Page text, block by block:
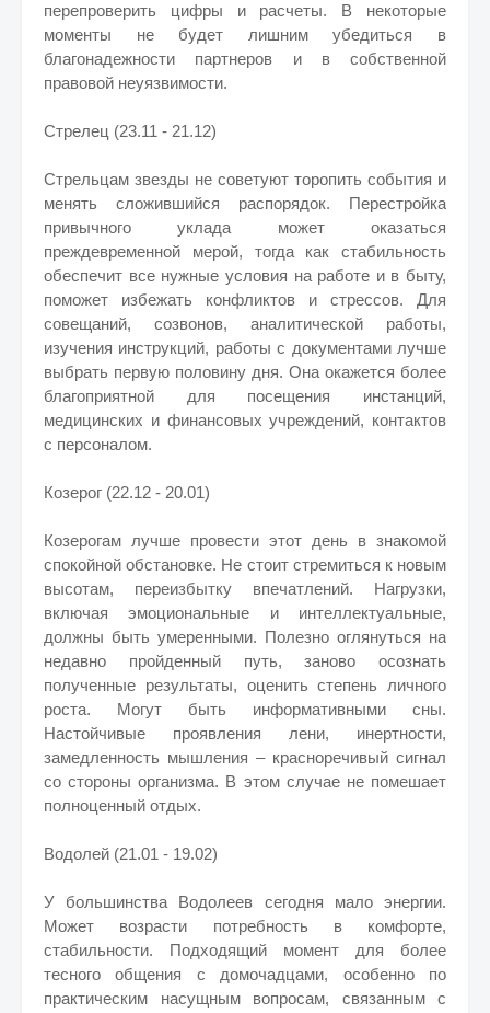
перепроверить цифры и расчеты. В некоторые
моменты не будет лишним убедиться в
благонадежности партнеров и в собственной
правовой неуязвимости.
Стрелец (23.11 - 21.12)
Стрельцам звезды не советуют торопить события и
менять сложившийся распорядок. Перестройка
привычного уклада может оказаться
преждевременной мерой, тогда как стабильность
обеспечит все нужные условия на работе и в быту,
поможет избежать конфликтов и стрессов. Для
совещаний, созвонов, аналитической работы,
изучения инструкций, работы с документами лучше
выбрать первую половину дня. Она окажется более
благоприятной для посещения инстанций,
медицинских и финансовых учреждений, контактов
с персоналом.
Козерог (22.12 - 20.01)
Козерогам лучше провести этот день в знакомой
спокойной обстановке. Не стоит стремиться к новым
высотам, переизбытку впечатлений. Нагрузки,
включая эмоциональные и интеллектуальные,
должны быть умеренными. Полезно оглянуться на
недавно пройденный путь, заново осознать
полученные результаты, оценить степень личного
роста. Могут быть информативными сны.
Настойчивые проявления лени, инертности,
замедленность мышления – красноречивый сигнал
со стороны организма. В этом случае не помешает
полноценный отдых.
Водолей (21.01 - 19.02)
У большинства Водолеев сегодня мало энергии.
Может возрасти потребность в комфорте,
стабильности. Подходящий момент для более
тесного общения с домочадцами, особенно по
практическим насущным вопросам, связанным с